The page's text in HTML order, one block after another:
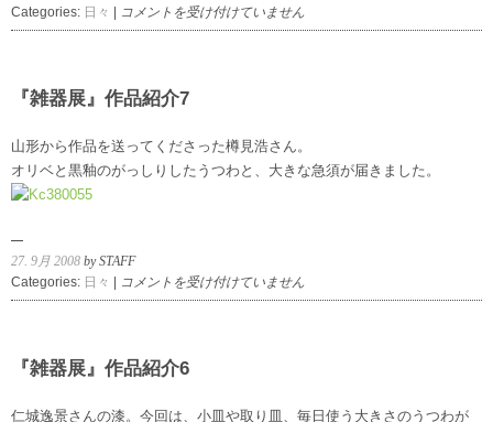
Categories: 日々
『雑
器
品
介
8
は
コメントを受け付けていません
『雑器展』作品紹介7
山形から作品を送ってくださった樽見浩さん。
オリベと黒釉のがっしりしたうつわと、大きな急須が届きました。
27. 9月 2008 by STAFF
Categories: 日々
『雑
器
品
介
コメントを受け付けていません
『雑器展』作品紹介6
仁城逸景さんの漆。今回は、小皿や取り皿、毎日使う大きさのうつわが